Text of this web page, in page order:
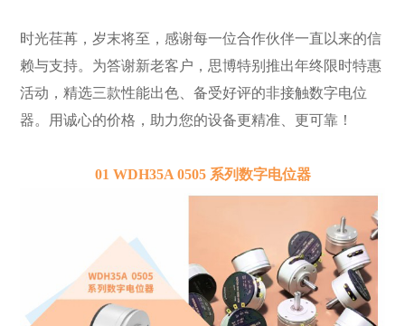
时光荏苒，岁末将至，感谢每一位合作伙伴一直以来的信
赖与支持。为答谢新老客户，思博特别推出年终限时特惠
活动，精选三款性能出色、备受好评的非接触数字电位
器。用诚心的价格，助力您的设备更精准、更可靠！
01 WDH35A 0505 系列数字电位器